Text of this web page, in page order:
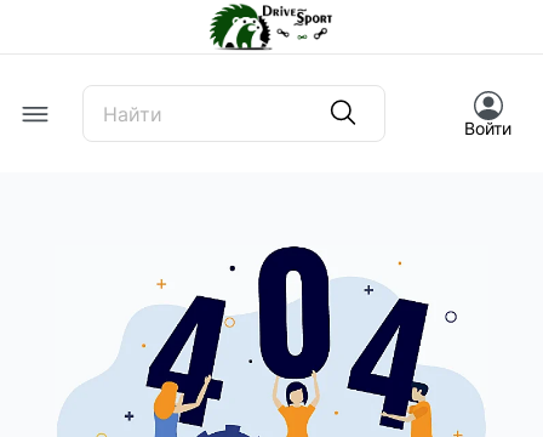
Offcanvas Menu Open
Войти